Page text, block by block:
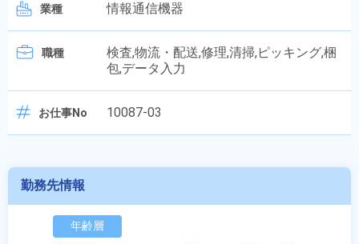
業種 情報通信機器
職種
検査,物流・配送,修理,清掃,ピッキング,梱
包,データ入力
お仕事No 10087-03
勤務先情報
年齢層